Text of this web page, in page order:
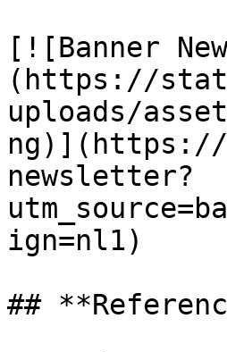
[![Banner
(https://
uploads/
ng)](https://
newsletter?
ign=nl1)
##